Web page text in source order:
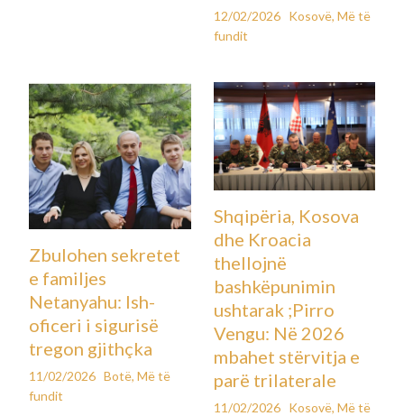
12/02/2026 Kosovë, Më të
fundit
Zbulohen sekretet
e familjes
Netanyahu: Ish-
oficeri i sigurisë
tregon gjithçka
11/02/2026 Botë,Më të
fundit
Shqipëria, Kosova
dhe Kroacia
thellojnë
bashkëpunimin
ushtarak ;Pirro
Vengu: Në 2026
mbahet stërvitja e
parë trilaterale
11/02/2026 Kosovë, Më të